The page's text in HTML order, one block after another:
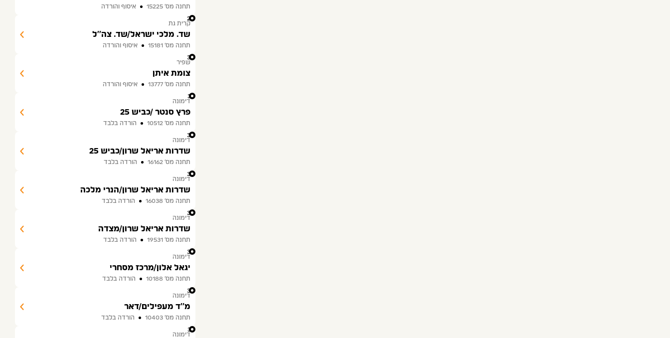
תחנה מס׳ 15225
איסוף והורדה
29
קרית גת
שד. מלכי ישראל/שד. צה''ל
תחנה מס׳ 15181
איסוף והורדה
30
שפיר
צומת איתן
תחנה מס׳ 13777
איסוף והורדה
31
דימונה
פרץ סנטר /כביש 25
תחנה מס׳ 10512
הורדה בלבד
32
דימונה
שדרות אריאל שרון/כביש 25
תחנה מס׳ 16162
הורדה בלבד
33
דימונה
שדרות אריאל שרון/הנרי מלכה
תחנה מס׳ 16038
הורדה בלבד
34
דימונה
שדרות אריאל שרון/מצדה
תחנה מס׳ 19531
הורדה בלבד
35
דימונה
יגאל אלון/מרכז מסחרי
תחנה מס׳ 10188
הורדה בלבד
36
דימונה
מ''ד מעפילים/דאר
תחנה מס׳ 10403
הורדה בלבד
37
דימונה